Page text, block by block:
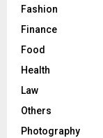
Fashion
Finance
Food
Health
Law
Others
Photography